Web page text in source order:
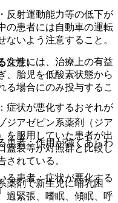
女性には、治療上の有益
、胎児を低酸素状態から
る場合にのみ投与するこ
アゼピン系薬剤（ジア
を服用していた患者が出
蓋裂等が対照群と比較し
されている。
剤で新生児に哺乳困
過緊張、嗜眠、傾眠、呼
射運動能力等の低下が
の患者には自動車の運転
いよう注意すること。
注意）
症状が悪化するおそれが
者：作用が強くあらわ
患者：症状が悪化する
。